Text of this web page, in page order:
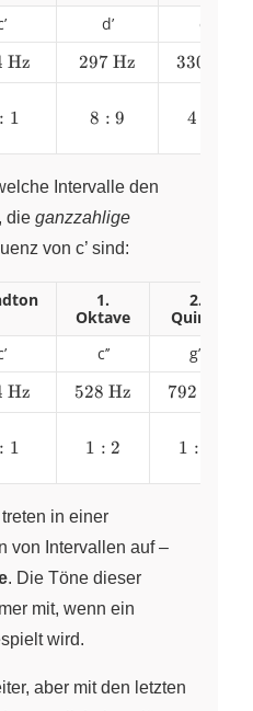
d’
e’
Hz
\pu{297
Hz}
297 Hz
\pu{330
Hz}
330
: 1
8
8 : 9
4
4
Intervalle den
die ganzzahlige
von c’ sind:
1.
Oktave
2.
Quinte
c’’
g’’
Hz
\pu{528
Hz}
528 Hz
\pu{792
Hz}
792
: 1
1
1 : 2
1
1 :
in einer
von Intervallen auf –
. Die Töne dieser
mit, wenn ein
wird.
aber mit den letzten